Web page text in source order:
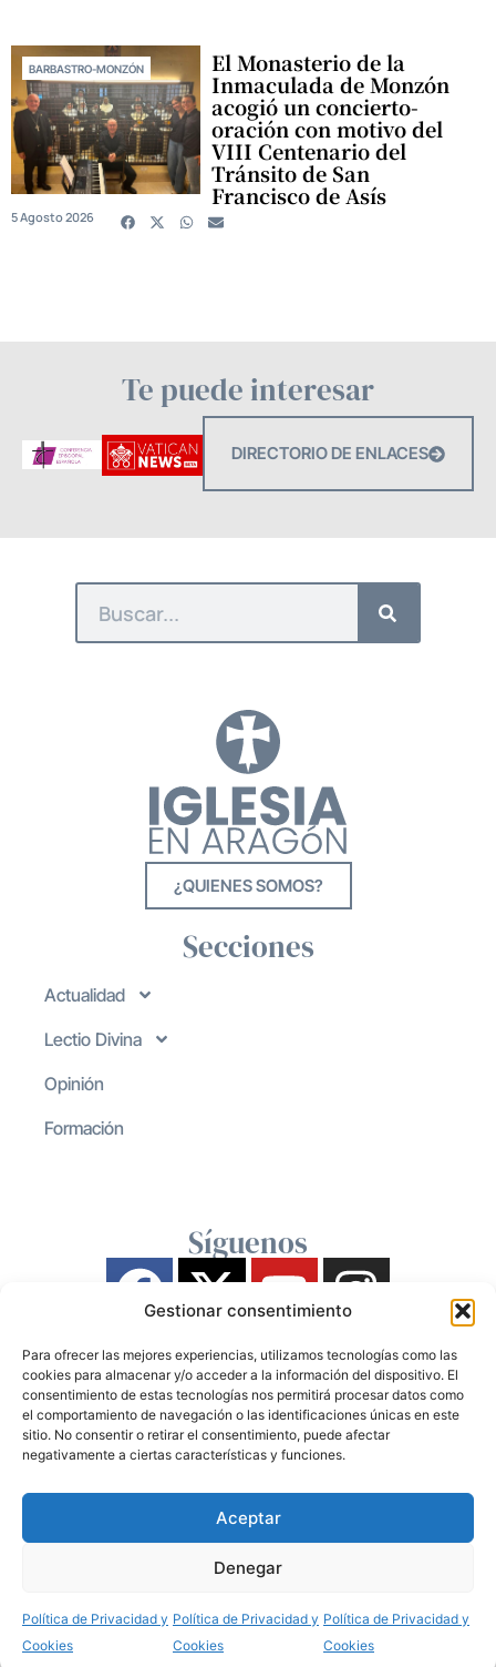
Gestionar consentimiento
Para ofrecer las mejores experiencias, utilizamos tecnologías como las
cookies para almacenar y/o acceder a la información del dispositivo. El
consentimiento de estas tecnologías nos permitirá procesar datos como
el comportamiento de navegación o las identificaciones únicas en este
sitio. No consentir o retirar el consentimiento, puede afectar
negativamente a ciertas características y funciones.
Aceptar
Denegar
Política de Privacidad y
Cookies
Política de Privacidad y
Cookies
Política de Privacidad y
Cookies
BARBASTRO-MONZÓN El Monasterio de la
Inmaculada de Monzón
acogió un concierto-
oración con motivo del
VIII Centenario del
Tránsito de San
Francisco de Asís
5 Agosto 2026
Te puede interesar
DIRECTORIO DE ENLACES
¿QUIENES SOMOS?
Secciones
Actualidad
Lectio Divina
Opinión
Formación
Síguenos